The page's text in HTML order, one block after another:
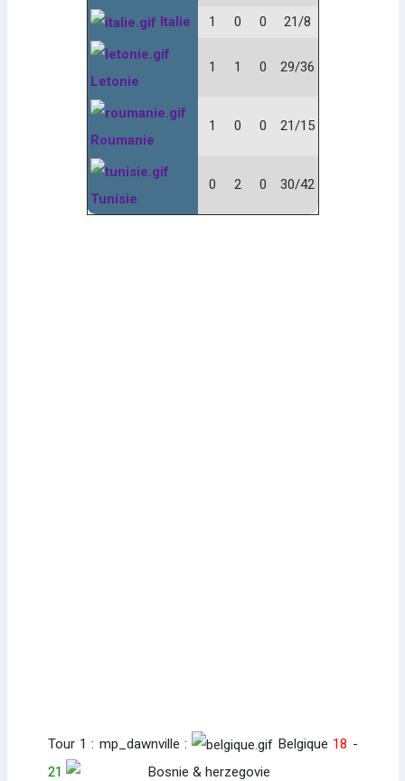
Italie 1 0 0 21/8
Letonie
1 1 0 29/36
Roumanie
1 0 0 21/15
Tunisie
0 2 0 30/42
Tour 1 : mp_dawnville : Belgique 18 -
21
Bosnie & herzegovie